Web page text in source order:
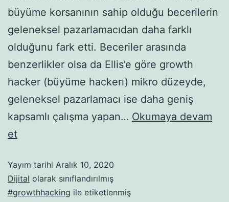
büyüme korsanının sahip olduğu becerilerin
geleneksel pazarlamacıdan daha farklı
olduğunu fark etti. Beceriler arasında
benzerlikler olsa da Ellis’e göre growth
hacker (büyüme hackerı) mikro düzeyde,
geleneksel pazarlamacı ise daha geniş
kapsamlı çalışma yapan… Okumaya devam
et
Yayım tarihi Aralık 10, 2020
Dijital olarak sınıflandırılmış
#growthhacking ile etiketlenmiş